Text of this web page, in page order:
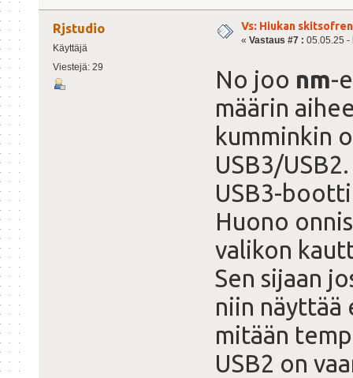
Rjstudio
Käyttäjä
Viestejä: 29
Vs: Hiukan
« Vastaus #7 : 05.05.25 -
No joo nm-
määrin
kumminkin
USB3/USB2.
USB3-
Huono
valikon
Sen sijaan
niin näyttää
mitään
USB2 on